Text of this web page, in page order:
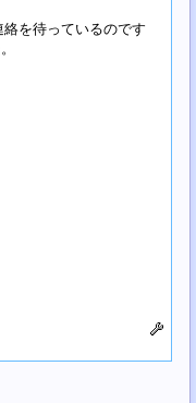
を待っているのです